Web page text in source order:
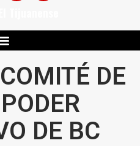
DE
DE BC